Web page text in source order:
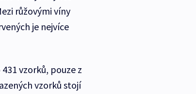
růžovými víny
je nejvíce
vzorků, pouze z
vzorků stojí